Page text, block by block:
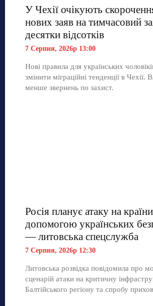
У Чехії очікують
нових заяв на тимчасовий
десятки відсотків
7 Серпня, 2026р 13:00
Нові правила для українських
змінити міграційні тенденції в Чехії.
менше звернень по захист.
Росія планує атаку на країни
допомогою українських
— литовська спецслужба
7 Серпня, 2026р 12:30
Литовська розвідка повідомила про
сценарій атаки на критичну
Балтійського регіону та спробу